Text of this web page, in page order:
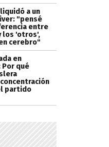
a un
"pensé
entre
los 'otros',
cerebro"
en
qué
partido